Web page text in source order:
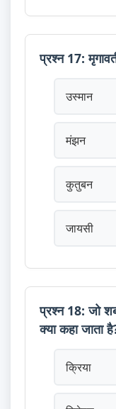
प्रश्न 17:
उस्मान
मंझन
कुतुबन
जायसी
प्रश्न 18: जो
क्या कहा जाता
क्रिया